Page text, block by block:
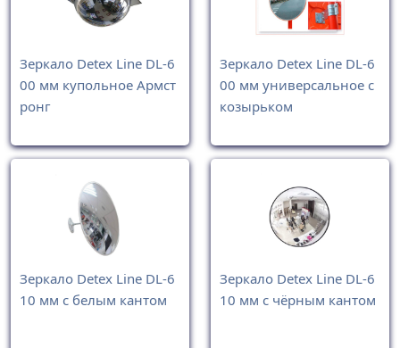
Зеркало Detex Line DL-6
00 мм купольное Армст
ронг
Зеркало Detex Line DL-6
00 мм универсальное с
козырьком
Зеркало Detex Line DL-6
10 мм с белым кантом
Зеркало Detex Line DL-6
10 мм с чёрным кантом